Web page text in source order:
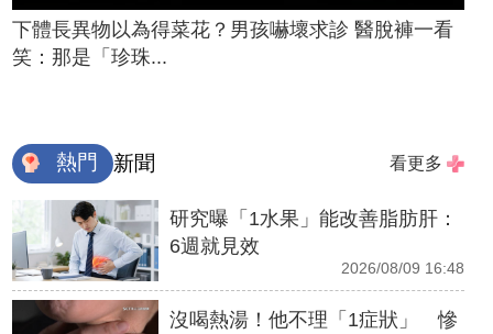
下體長異物以為得菜花？男孩嚇壞求診 醫脫褲一看
笑：那是「珍珠...
熱門 新聞 看更多
研究曝「1水果」能改善脂肪肝：
6週就見效
2026/08/09 16:48
沒喝熱湯！他不理「1症狀」 慘